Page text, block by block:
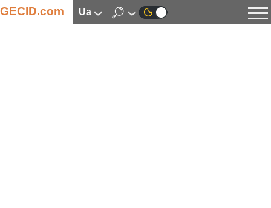
GECID.com ua